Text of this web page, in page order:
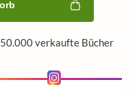
verkaufte Bücher